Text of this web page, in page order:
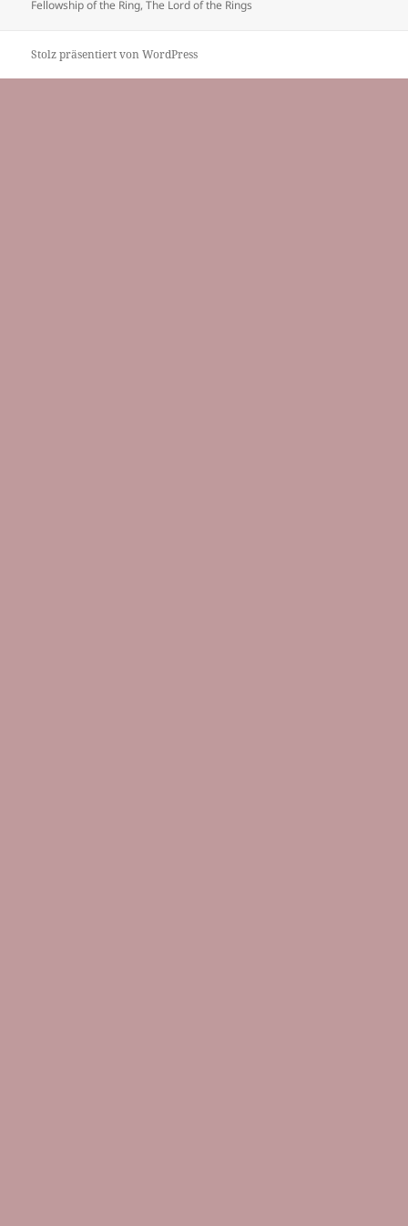
Fellowship of the Ring,The Lord of the Rings
Stolz präsentiert von WordPress